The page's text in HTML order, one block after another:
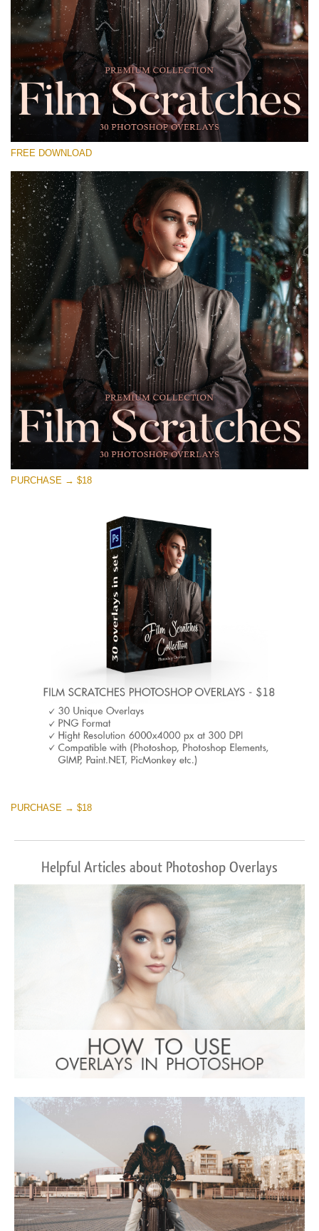
Si prega di Selezionare
Free Photoshop Overlay #12
Small 800*533px
Film Scratches
(30 Overlays)
Sky Boundless
(347 Overlays)
Large 6000*4000px
Entire Collection
(1783 Overlays)
Large 6000*4000px
Download Gratuito
FREE DOWNLOAD
PURCHASE → $18
PURCHASE → $18
Helpful Articles about Photoshop Overlays